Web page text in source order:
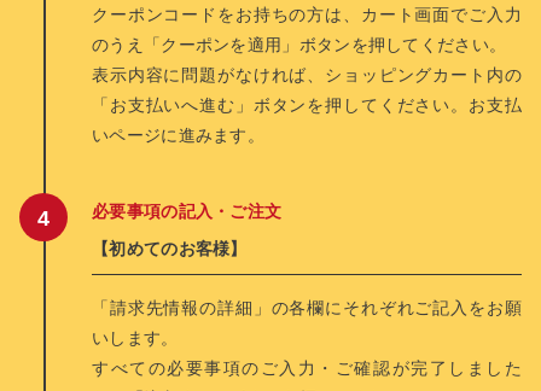
クーポンコードをお持ちの方は、カート画面でご入力
のうえ「クーポンを適用」ボタンを押してください。
表示内容に問題がなければ、ショッピングカート内の
「お支払いへ進む」ボタンを押してください。お支払
いページに進みます。
必要事項の記入・ご注文
【初めてのお客様】
「請求先情報の詳細」の各欄にそれぞれご記入をお願
いします。
すべての必要事項のご入力・ご確認が完了しました